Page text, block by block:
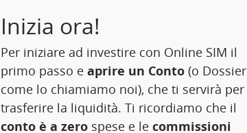
Inizia ora!
Per iniziare ad investire con Online SIM il
primo passo e aprire un Conto (o Dossier
come lo chiamiamo noi), che ti servirà per
trasferire la liquidità. Ti ricordiamo che il
conto è a zero spese e le commissioni